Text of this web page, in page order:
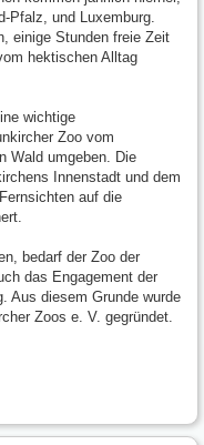
Pfalz, und Luxemburg.
einige Stunden freie Zeit
hektischen Alltag
wichtige
Zoo vom
Wald umgeben. Die
Innenstadt und dem
auf die
bedarf der Zoo der
das Engagement der
Aus diesem Grunde wurde
Zoos e. V. gegründet.